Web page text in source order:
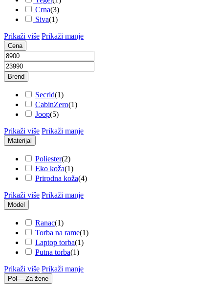
Crna(3)
Siva(1)
Prikaži više Prikaži manje
Cena
Brend
Secrid(1)
CabinZero(1)
Joop(5)
Prikaži više Prikaži manje
Materijal
Poliester(2)
Eko koža(1)
Prirodna koža(4)
Prikaži više Prikaži manje
Model
Ranac(1)
Torba na rame(1)
Laptop torba(1)
Putna torba(1)
Prikaži više Prikaži manje
Pol — Za žene